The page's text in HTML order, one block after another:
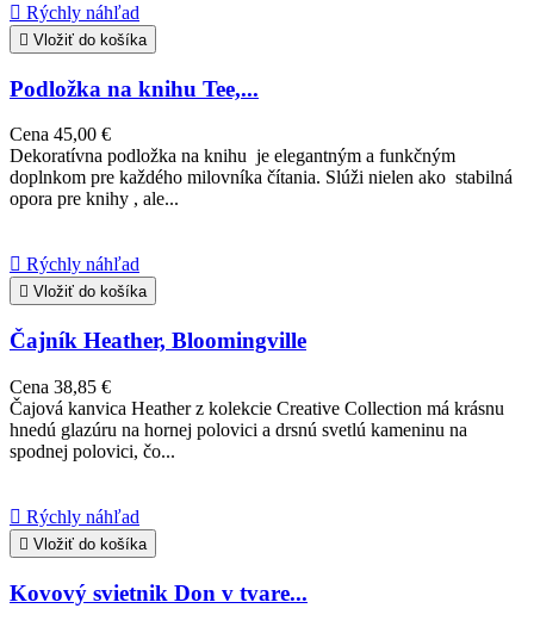
 Rýchly náhľad
 Vložiť do košíka
Podložka na knihu Tee,...
Cena 45,00 €
Dekoratívna podložka na knihu je elegantným a funkčným
doplnkom pre každého milovníka čítania. Slúži nielen ako stabilná
opora pre knihy , ale...
 Rýchly náhľad
 Vložiť do košíka
Čajník Heather, Bloomingville
Cena 38,85 €
Čajová kanvica Heather z kolekcie Creative Collection má krásnu
hnedú glazúru na hornej polovici a drsnú svetlú kameninu na
spodnej polovici, čo...
 Rýchly náhľad
 Vložiť do košíka
Kovový svietnik Don v tvare...